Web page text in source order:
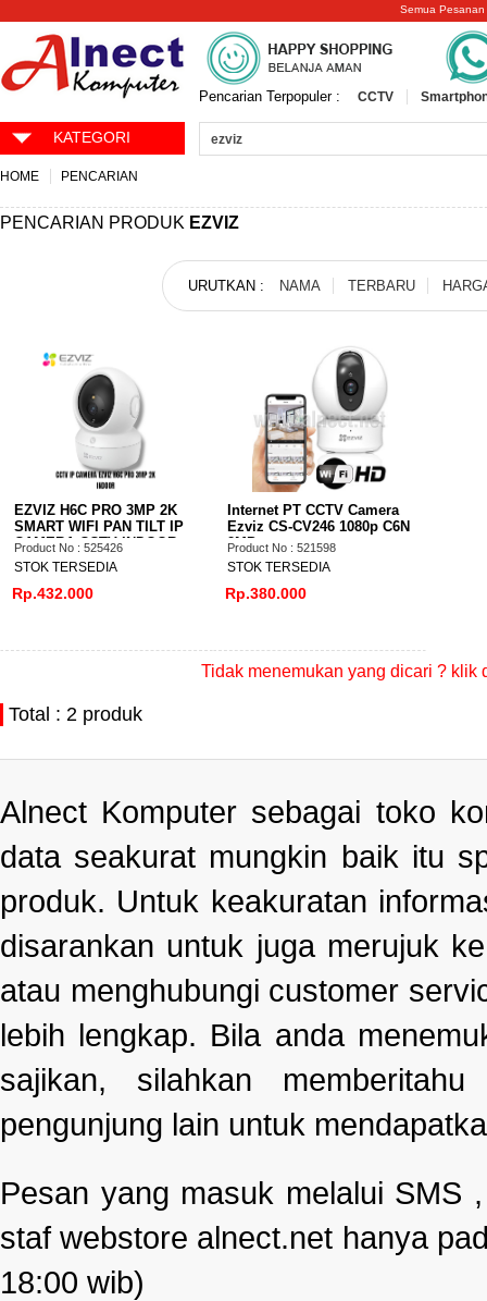
Semua Pesanan
Pencarian Terpopuler : CCTV
KATEGORI
HOME PENCARIAN
PENCARIAN PRODUK EZVIZ
URUTKAN : NAMA TERBARU
Rp.432.000
EZVIZ H6C PRO 3MP 2K
SMART WIFI PAN TILT IP
CAMERA CCTV INDOOR
Product No : 525426
STOK TERSEDIA
Rp.380.000
Internet PT CCTV Camera
Ezviz CS-CV246 1080p C6N
2MP
Product No : 521598
STOK TERSEDIA
Tidak menemukan yang dicari ? klik
Total : 2 produk
Alnect Komputer sebagai toko
data seakurat mungkin baik itu
produk. Untuk keakuratan
disarankan untuk juga merujuk
atau menghubungi customer
lebih lengkap. Bila anda
sajikan, silahkan
pengunjung lain untuk
Pesan yang masuk melalui SMS
staf webstore alnect.net hanya
18:00 wib)